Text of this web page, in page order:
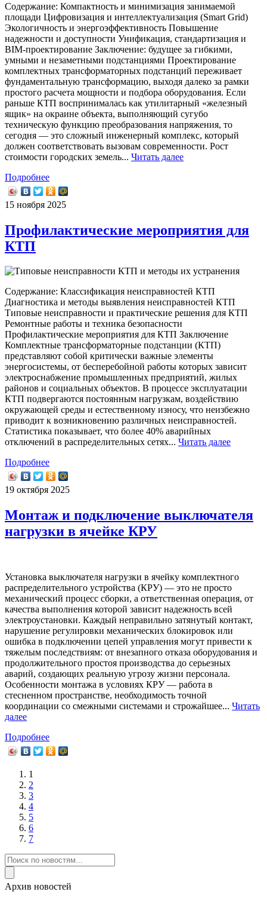
Содержание: Компактность и минимизация занимаемой
площади Цифровизация и интеллектуализация (Smart Grid)
Экологичность и энергоэффективность Повышение
надежности и доступности Унификация, стандартизация и
BIM-проектирование Заключение: будущее за гибкими,
умными и незаметными подстанциями Проектирование
комплектных трансформаторных подстанций переживает
фундаментальную трансформацию, выходя далеко за рамки
простого расчета мощности и подбора оборудования. Если
раньше КТП воспринималась как утилитарный «железный
ящик» на окраине объекта, выполняющий сугубо
техническую функцию преобразования напряжения, то
сегодня — это сложный инженерный комплекс, который
должен соответствовать вызовам современности. Рост
стоимости городских земель... Читать далее
Подробнее
15 ноября 2025
Профилактические мероприятия для
КТП
Содержание: Классификация неисправностей КТП
Диагностика и методы выявления неисправностей КТП
Типовые неисправности и практические решения для КТП
Ремонтные работы и техника безопасности
Профилактические мероприятия для КТП Заключение
Комплектные трансформаторные подстанции (КТП)
представляют собой критически важные элементы
энергосистемы, от бесперебойной работы которых зависит
электроснабжение промышленных предприятий, жилых
районов и социальных объектов. В процессе эксплуатации
КТП подвергаются постоянным нагрузкам, воздействию
окружающей среды и естественному износу, что неизбежно
приводит к возникновению различных неисправностей.
Статистика показывает, что более 40% аварийных
отключений в распределительных сетях... Читать далее
Подробнее
19 октября 2025
Монтаж и подключение выключателя
нагрузки в ячейке КРУ
Установка выключателя нагрузки в ячейку комплектного
распределительного устройства (КРУ) — это не просто
механический процесс сборки, а ответственная операция, от
качества выполнения которой зависит надежность всей
электроустановки. Каждый неправильно затянутый контакт,
нарушение регулировки механических блокировок или
ошибка в подключении цепей управления могут привести к
тяжелым последствиям: от внезапного отказа оборудования и
продолжительного простоя производства до серьезных
аварий, создающих реальную угрозу жизни персонала.
Особенности монтажа в условиях КРУ — работа в
стесненном пространстве, необходимость точной
координации со смежными системами и строжайшее... Читать
далее
Подробнее
1
2
3
4
5
6
7
Архив новостей